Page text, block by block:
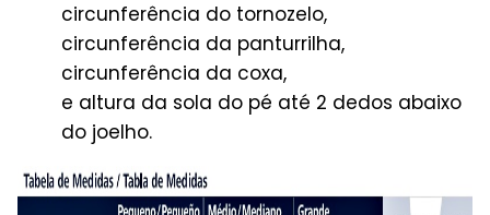
circunferência do tornozelo,
circunferência da panturrilha,
circunferência da coxa,
e altura da sola do pé até 2 dedos abaixo
do joelho.